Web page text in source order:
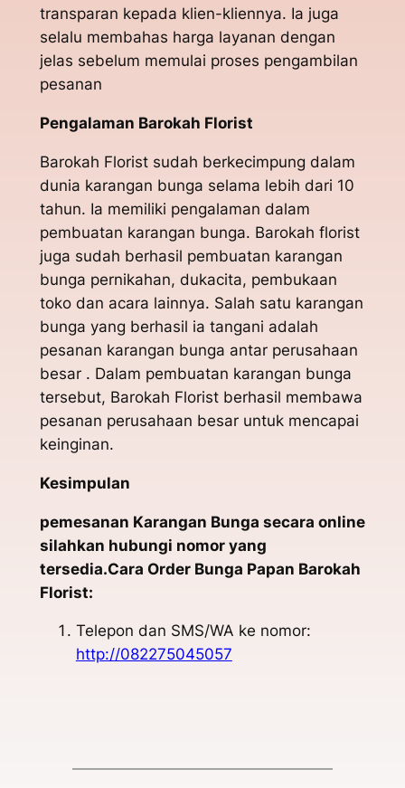
transparan kepada klien-kliennya. Ia juga
selalu membahas harga layanan dengan
jelas sebelum memulai proses pengambilan
pesanan
Pengalaman Barokah Florist
Barokah Florist sudah berkecimpung dalam
dunia karangan bunga selama lebih dari 10
tahun. Ia memiliki pengalaman dalam
pembuatan karangan bunga. Barokah florist
juga sudah berhasil pembuatan karangan
bunga pernikahan, dukacita, pembukaan
toko dan acara lainnya. Salah satu karangan
bunga yang berhasil ia tangani adalah
pesanan karangan bunga antar perusahaan
besar . Dalam pembuatan karangan bunga
tersebut, Barokah Florist berhasil membawa
pesanan perusahaan besar untuk mencapai
keinginan.
Kesimpulan
pemesanan Karangan Bunga secara online
silahkan hubungi nomor yang
tersedia.Cara Order Bunga Papan Barokah
Florist:
Telepon dan SMS/WA ke nomor:
http://082275045057